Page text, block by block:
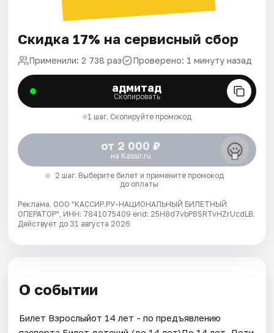
Скидка 17% на сервисный сбор
Применили: 2 738 раз Проверено: 1 минуту назад
адмитад
Скопировать
1 шаг. Скопируйте промокод
от 2 000 ₽
на Kassir.ru
2 шаг. Выберите билет и примените промокод
до оплаты
Реклама. ООО "КАССИР.РУ-НАЦИОНАЛЬНЫЙ БИЛЕТНЫЙ
ОПЕРАТОР", ИНН: 7841075409 erid: 25H8d7vbP8SRTvHZrUcdLB.
Действует до 31 августа 2026
О событии
Билет Взрослыйот 14 лет - по предъявлению